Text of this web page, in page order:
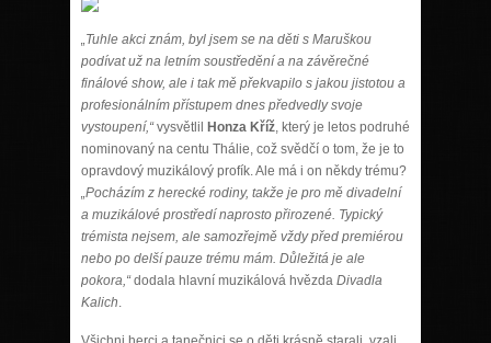
„Tuhle akci znám, byl jsem se na děti s Maruškou
podívat už na letním soustředění a na závěrečné
finálové show, ale i tak mě překvapilo s jakou jistotou a
profesionálním přístupem dnes předvedly svoje
vystoupení,“vysvětlil Honza Kříž, který je letos podruhé
nominovaný na centu Thálie, což svědčí o tom, že je to
opravdový muzikálový profík. Ale má i on někdy trému?
„Pocházím z herecké rodiny, takže je pro mě divadelní
a muzikálové prostředí naprosto přirozené. Typický
trémista nejsem, ale samozřejmě vždy před premiérou
nebo po delší pauze trému mám. Důležitá je ale
pokora,“dodala hlavní muzikálová hvězda Divadla
Kalich.